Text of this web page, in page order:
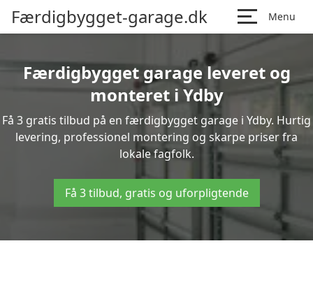
Færdigbygget-garage.dk Menu
Færdigbygget garage leveret og
monteret i Ydby
Få 3 gratis tilbud på en færdigbygget garage i Ydby. Hurtig
levering, professionel montering og skarpe priser fra
lokale fagfolk.
Få 3 tilbud, gratis og uforpligtende